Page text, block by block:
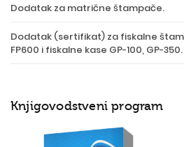
Dodatak za matrične štampače.
Dodatak (sertifikat) za fiskalne
FP600 i fiskalne kase GP-100, GP-350.
Knjigovodstveni program